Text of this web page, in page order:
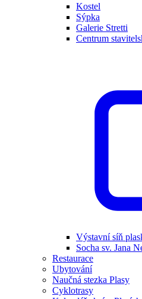
Kostel
Sýpka
Galerie Stretti
Centrum
Výstavní síň
Socha sv. Jana
Restaurace
Ubytování
Naučná stezka Plasy
Cyklotrasy